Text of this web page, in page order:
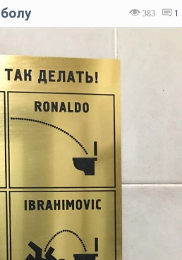
383 1